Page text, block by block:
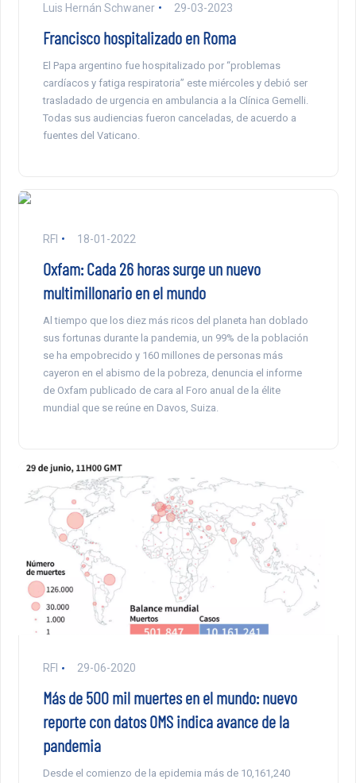
Luis Hernán Schwaner 29-03-2023
Francisco hospitalizado en Roma
El Papa argentino fue hospitalizado por “problemas
cardíacos y fatiga respiratoria” este miércoles y debió ser
trasladado de urgencia en ambulancia a la Clínica Gemelli.
Todas sus audiencias fueron canceladas, de acuerdo a
fuentes del Vaticano.
RFI 18-01-2022
Oxfam: Cada 26 horas surge un nuevo
multimillonario en el mundo
Al tiempo que los diez más ricos del planeta han doblado
sus fortunas durante la pandemia, un 99% de la población
se ha empobrecido y 160 millones de personas más
cayeron en el abismo de la pobreza, denuncia el informe
de Oxfam publicado de cara al Foro anual de la élite
mundial que se reúne en Davos, Suiza.
RFI 29-06-2020
Más de 500 mil muertes en el mundo: nuevo
reporte con datos OMS indica avance de la
pandemia
Desde el comienzo de la epidemia más de 10,161,240